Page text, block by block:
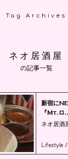
Tag Archives
ネオ居酒屋
の記事一覧
新宿に
『Mt.ロ
ネオ居酒
Lifestyle